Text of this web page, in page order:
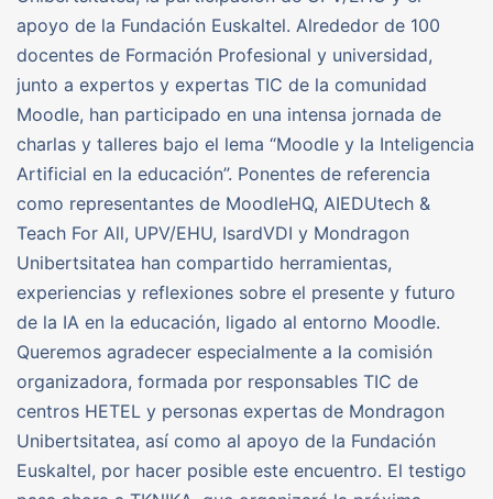
apoyo de la Fundación Euskaltel. Alrededor de 100
docentes de Formación Profesional y universidad,
junto a expertos y expertas TIC de la comunidad
Moodle, han participado en una intensa jornada de
charlas y talleres bajo el lema “Moodle y la Inteligencia
Artificial en la educación”. Ponentes de referencia
como representantes de MoodleHQ, AIEDUtech &
Teach For All, UPV/EHU, IsardVDI y Mondragon
Unibertsitatea han compartido herramientas,
experiencias y reflexiones sobre el presente y futuro
de la IA en la educación, ligado al entorno Moodle.
Queremos agradecer especialmente a la comisión
organizadora, formada por responsables TIC de
centros HETEL y personas expertas de Mondragon
Unibertsitatea, así como al apoyo de la Fundación
Euskaltel, por hacer posible este encuentro. El testigo